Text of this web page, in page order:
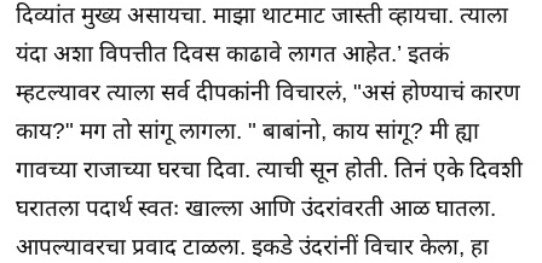
दिव्यांत मुख्य असायचा. माझा थाटमाट जास्ती व्हायचा. त्याला
यंदा अशा विपत्तीत दिवस काढावे लागत आहेत.’ इतकं
म्हटल्यावर त्याला सर्व दीपकांनी विचारलं, "असं होण्याचं कारण
काय?" मग तो सांगू लागला. " बाबांनो, काय सांगू? मी ह्या
गावच्या राजाच्या घरचा दिवा. त्याची सून होती. तिनं एके दिवशी
घरातला पदार्थ स्वतः खाल्ला आणि उंदरांवरती आळ घातला.
आपल्यावरचा प्रवाद टाळला. इकडे उंदरांनीं विचार केला, हा